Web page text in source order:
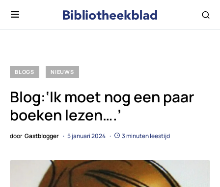
BLOGS NIEUWS
Blog:‘Ik moet nog een paar
boeken lezen….’
door Gastblogger 5 januari 2024 3 minuten leestijd